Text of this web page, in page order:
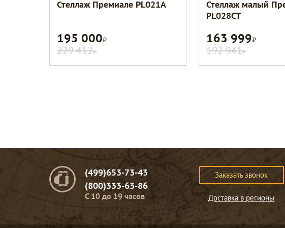
Стеллаж Премиале PL021A
195 000Р
229 412Р
Стеллаж малый
PL028CT
163 999Р
192 941Р
(499)653-73-43
(800)333-63-86
C 10 до 19 часов
Заказать звонок
Доставка в регионы